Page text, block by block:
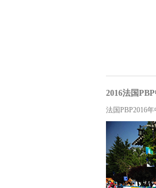
2016法国
法国PBP2016